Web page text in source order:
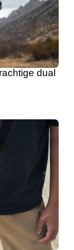
dual